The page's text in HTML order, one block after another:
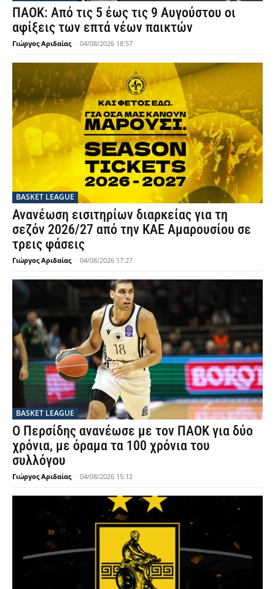
ΠΑΟΚ: Από τις 5 έως τις 9 Αυγούστου οι
αφίξεις των επτά νέων παικτών
Γιώργος Αριδαίας - 04/08/2026 18:57
BASKET LEAGUE
Ανανέωση εισιτηρίων διαρκείας για τη
σεζόν 2026/27 από την ΚΑΕ Αμαρουσίου σε
τρεις φάσεις
Γιώργος Αριδαίας - 04/08/2026 17:27
BASKET LEAGUE
Ο Περσίδης ανανέωσε με τον ΠΑΟΚ για δύο
χρόνια, με όραμα τα 100 χρόνια του
συλλόγου
Γιώργος Αριδαίας - 04/08/2026 15:12